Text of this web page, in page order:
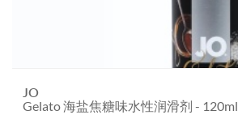
JO
Gelato 海盐焦糖味水性润滑剂 - 120ml